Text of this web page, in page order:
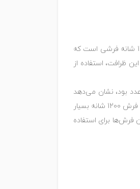
و چه ویژگی‌هایی در آن وجود دارد که باعث محبوبیت این فرش شده است؟ فرش 1200 شانه فرشی است که
ظرافت و زیبایی خاصی دارد و دلیل این ظرافت، استفاده از
این است که به پشت فرش نگاه کنید و تعداد گره‌های موجود در ده سانت اول را بشمارید. اگر تعداد گره‌ها برابر با 120 عدد بود، نشان می‌دهد
فرش مورد نظر 1200 شانه است. به علاوه، فرش 1200 شانه نخ خاب کوتاهی دارد و نسبت به فرش‌هایی با شانه و تراکم کمتر سبک‌تر است. به همین جهت، شستن فرش 1200 شانه بسیار
فرش‌ها برای استفاده